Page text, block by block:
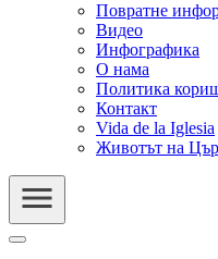
Повратне
Видео
Инфографика
О нама
Политика
Контакт
Vida de la Iglesia
Животът на